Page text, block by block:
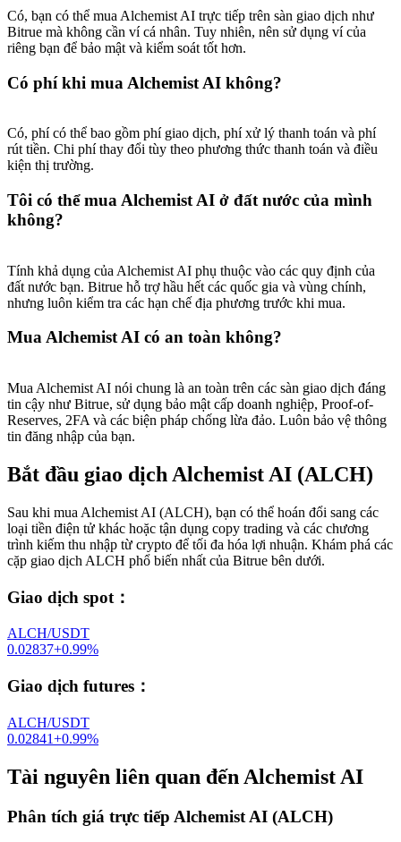
Có, bạn có thể mua Alchemist AI trực tiếp trên sàn giao dịch như
Bitrue mà không cần ví cá nhân. Tuy nhiên, nên sử dụng ví của
riêng bạn để bảo mật và kiểm soát tốt hơn.
Có phí khi mua Alchemist AI không?
Có, phí có thể bao gồm phí giao dịch, phí xử lý thanh toán và phí
rút tiền. Chi phí thay đổi tùy theo phương thức thanh toán và điều
kiện thị trường.
Tôi có thể mua Alchemist AI ở đất nước của mình
không?
Tính khả dụng của Alchemist AI phụ thuộc vào các quy định của
đất nước bạn. Bitrue hỗ trợ hầu hết các quốc gia và vùng chính,
nhưng luôn kiểm tra các hạn chế địa phương trước khi mua.
Mua Alchemist AI có an toàn không?
Mua Alchemist AI nói chung là an toàn trên các sàn giao dịch đáng
tin cậy như Bitrue, sử dụng bảo mật cấp doanh nghiệp, Proof-of-
Reserves, 2FA và các biện pháp chống lừa đảo. Luôn bảo vệ thông
tin đăng nhập của bạn.
Bắt đầu giao dịch Alchemist AI (ALCH)
Sau khi mua Alchemist AI (ALCH), bạn có thể hoán đổi sang các
loại tiền điện tử khác hoặc tận dụng copy trading và các chương
trình kiếm thu nhập từ crypto để tối đa hóa lợi nhuận. Khám phá các
cặp giao dịch ALCH phổ biến nhất của Bitrue bên dưới.
Giao dịch spot ：
ALCH/USDT
0.02837+0.99%
Giao dịch futures ：
ALCH/USDT
0.02841+0.99%
Tài nguyên liên quan đến Alchemist AI
Phân tích giá trực tiếp Alchemist AI (ALCH)